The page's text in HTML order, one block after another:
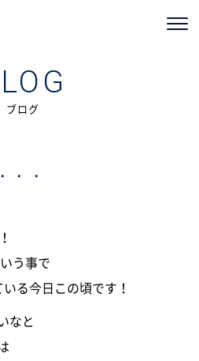
ブログ
・・
う事で
る今日この頃です！
なと